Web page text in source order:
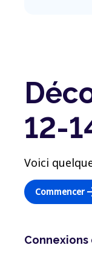
12-
Voici
Commencer